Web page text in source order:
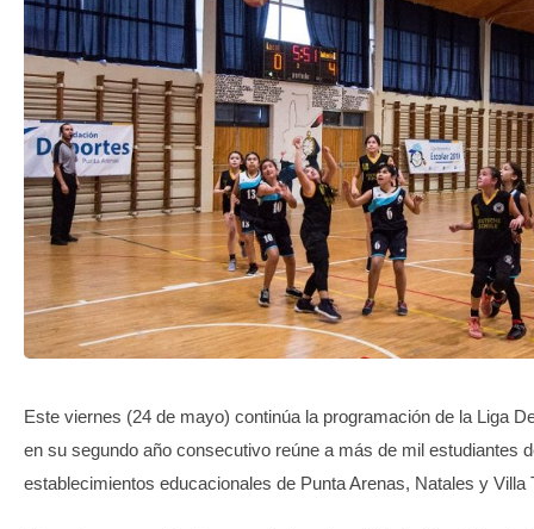
VIDEOS
GALERIA DE FOTOS
APP MÓVIL
TRANSPARENCIA
Este viernes (24 de mayo) continúa la programación de la Liga
en su segundo año consecutivo reúne a más de mil estudiantes
establecimientos educacionales de Punta Arenas, Natales y Villa